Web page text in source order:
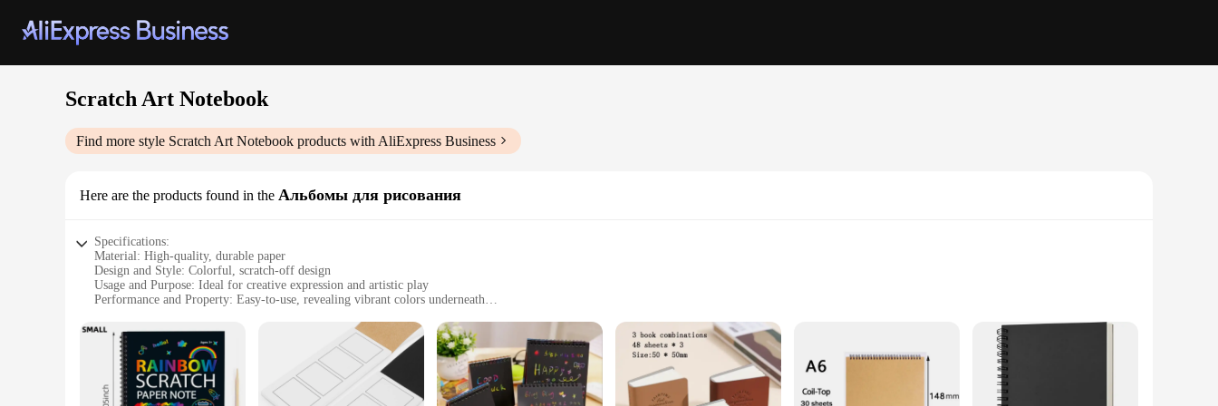
Scratch Art Notebook
Find more style Scratch Art Notebook products with AliExpress Business
Here are the products found in the Альбомы для рисования
Specifications:
Material: High-quality, durable paper
Design and Style: Colorful, scratch-off design
Usage and Purpose: Ideal for creative expression and artistic play
Performance and Property: Easy-to-use, revealing vibrant colors underneath
Applicable People: Suitable for all ages, from children to adults
Features:
|Wholesale|
**Unleashing Creativity with Scratch Art Notebooks**